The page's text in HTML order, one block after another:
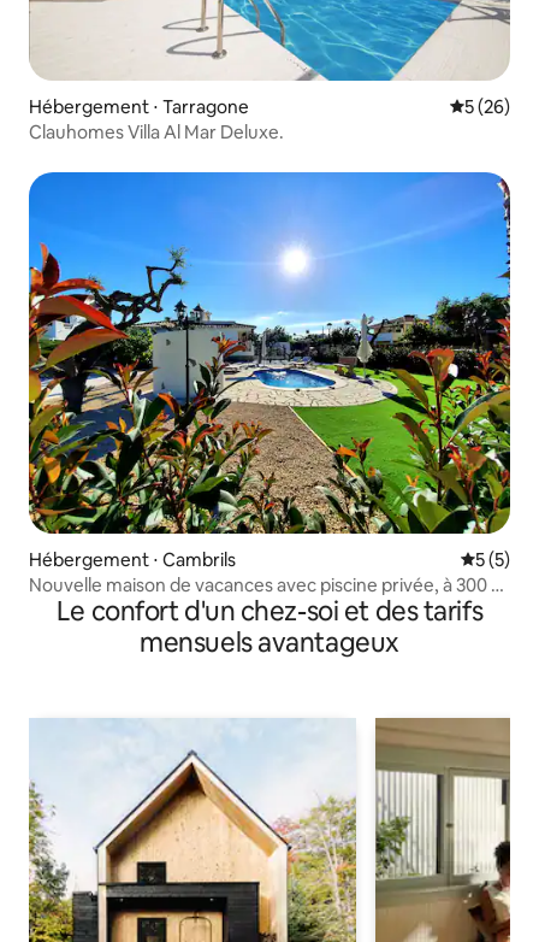
Hébergement ⋅ Tarragone
5 (26)
Clauhomes Villa Al Mar Deluxe.
Hébergement ⋅ Cambrils
5 (5)
Nouvelle maison de vacances avec piscine privée, à 300 m
de la plage
Le confort d'un chez-soi et des tarifs
mensuels avantageux